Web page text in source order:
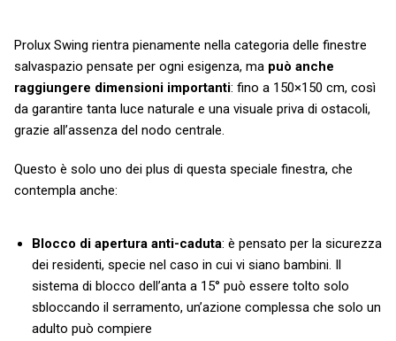
Prolux Swing rientra pienamente nella categoria delle finestre
salvaspazio pensate per ogni esigenza, ma può anche
raggiungere dimensioni importanti: fino a 150×150 cm, così
da garantire tanta luce naturale e una visuale priva di ostacoli,
grazie all’assenza del nodo centrale.
Questo è solo uno dei plus di questa speciale finestra, che
contempla anche:
Blocco di apertura anti-caduta: è pensato per la sicurezza
dei residenti, specie nel caso in cui vi siano bambini. Il
sistema di blocco dell’anta a 15° può essere tolto solo
sbloccando il serramento, un’azione complessa che solo un
adulto può compiere